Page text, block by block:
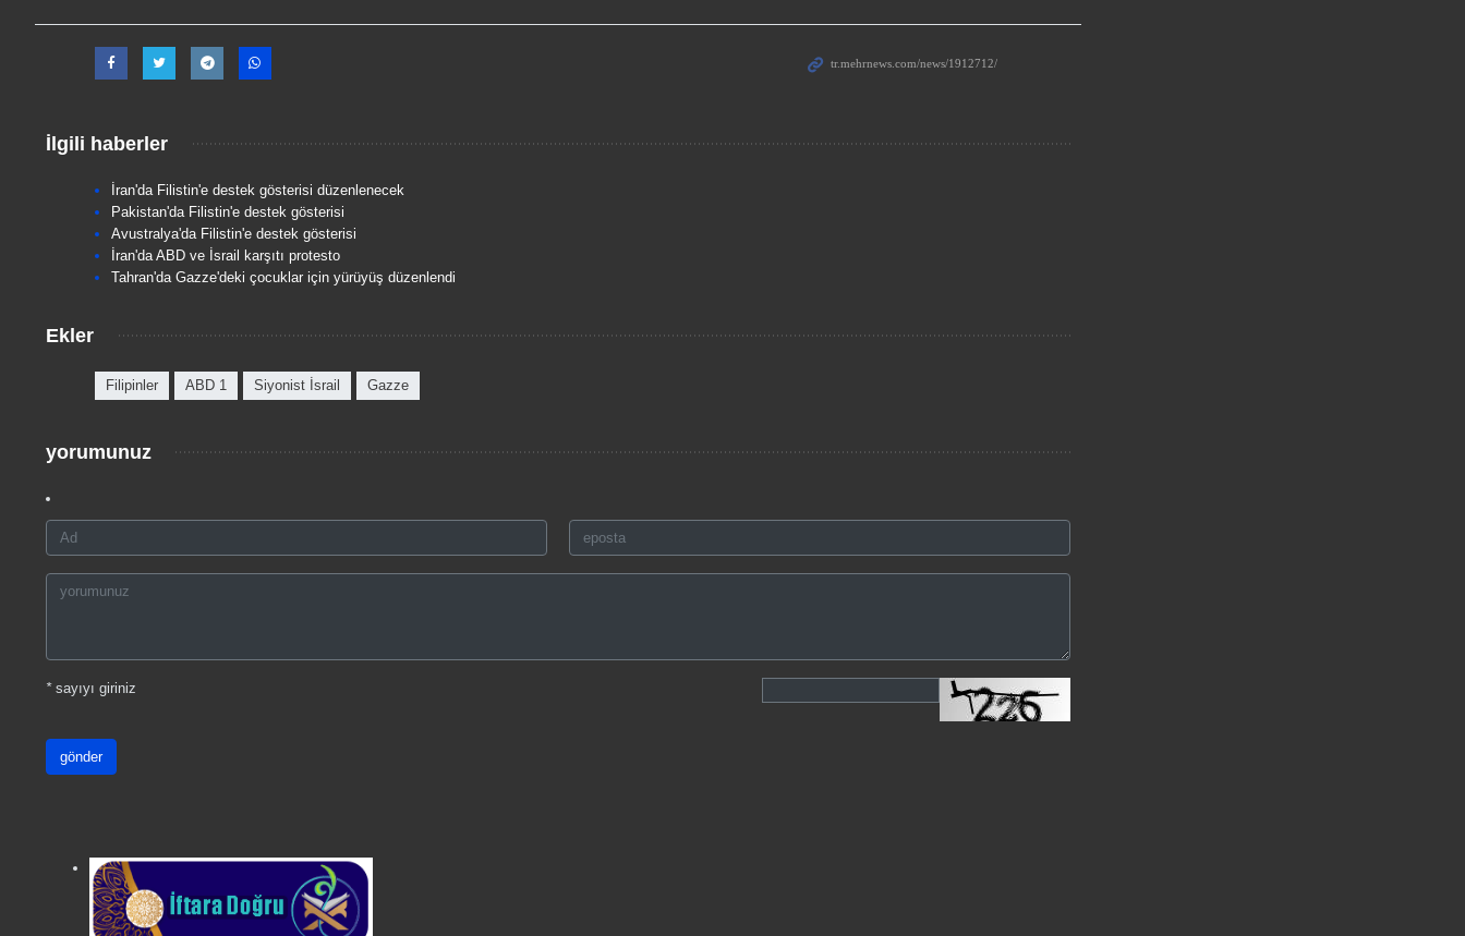
İlgili haberler
İran'da Filistin'e destek gösterisi düzenlenecek
Pakistan'da Filistin'e destek gösterisi
Avustralya'da Filistin'e destek gösterisi
İran'da ABD ve İsrail karşıtı protesto
Tahran'da Gazze'deki çocuklar için yürüyüş düzenlendi
Ekler
Filipinler ABD 1 Siyonist İsrail Gazze
yorumunuz
*sayıyı giriniz
gönder